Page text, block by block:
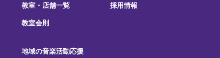
教室・店舗一覧 採用情報
教室会則
地域の音楽活動応援